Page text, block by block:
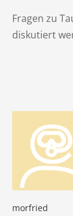
Fragen zu
diskutiert
morfried